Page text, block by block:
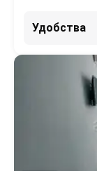
Удобства